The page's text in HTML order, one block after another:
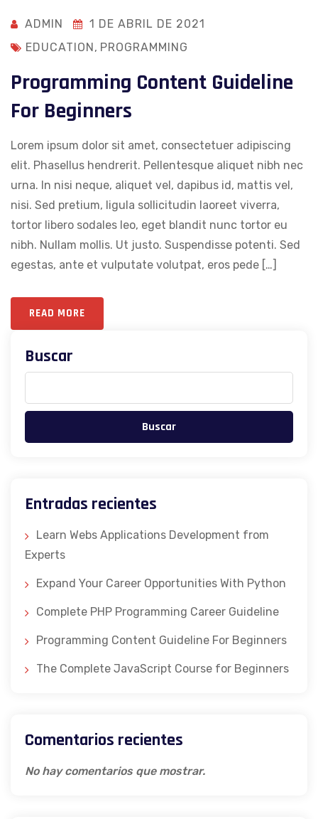
ADMIN
1 DE ABRIL DE 2021
EDUCATION, PROGRAMMING
Programming Content Guideline
For Beginners
Lorem ipsum dolor sit amet, consectetuer adipiscing
elit. Phasellus hendrerit. Pellentesque aliquet nibh nec
urna. In nisi neque, aliquet vel, dapibus id, mattis vel,
nisi. Sed pretium, ligula sollicitudin laoreet viverra,
tortor libero sodales leo, eget blandit nunc tortor eu
nibh. Nullam mollis. Ut justo. Suspendisse potenti. Sed
egestas, ante et vulputate volutpat, eros pede […]
READ MORE
Buscar
Buscar
Entradas recientes
Learn Webs Applications Development from
Experts
Expand Your Career Opportunities With Python
Complete PHP Programming Career Guideline
Programming Content Guideline For Beginners
The Complete JavaScript Course for Beginners
Comentarios recientes
No hay comentarios que mostrar.